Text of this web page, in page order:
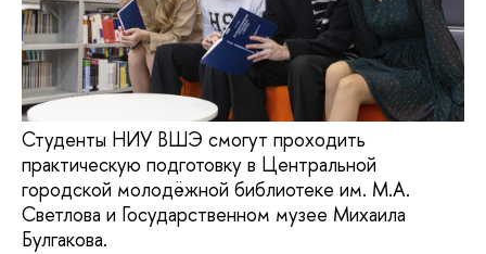
Студенты НИУ ВШЭ смогут проходить
практическую подготовку в Центральной
городской молодёжной библиотеке им. М.А.
Светлова и Государственном музее Михаила
Булгакова.